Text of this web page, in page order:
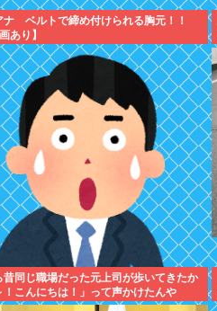
ナ ベルトで締め付けられる胸元！！
あり】
昔同じ職場だった元上司が歩いてきたか
！こんにちは！」って声かけたんや